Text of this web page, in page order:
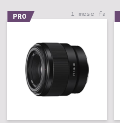
PRO 1 mese fa